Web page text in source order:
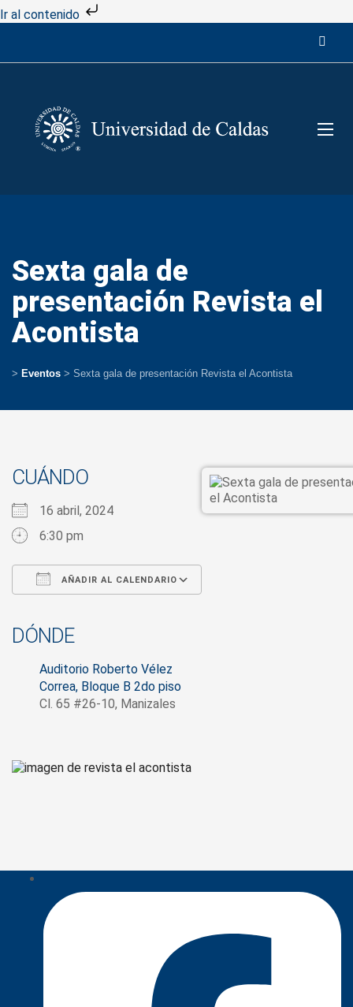
Ir al contenido
> Eventos > Sexta gala de presentación Revista el Acontista
Sexta gala de
presentación Revista el
Acontista
CUÁNDO
16 abril, 2024
6:30 pm
AÑADIR AL CALENDARIO
DÓNDE
Auditorio Roberto Vélez
Correa, Bloque B 2do piso
Cl. 65 #26-10, Manizales